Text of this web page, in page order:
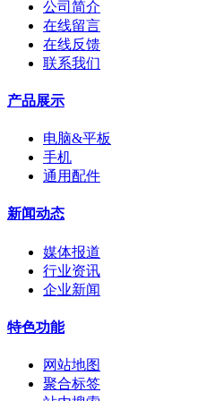
公司简介
在线留言
在线反馈
联系我们
产品展示
电脑&平板
手机
通用配件
新闻动态
媒体报道
行业资讯
企业新闻
特色功能
网站地图
聚合标签